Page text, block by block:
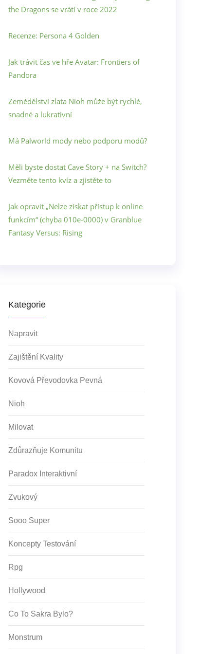
the Dragons se vrátí v roce 2022
Recenze: Persona 4 Golden
Jak trávit čas ve hře Avatar: Frontiers of
Pandora
Zemědělství zlata Nioh může být rychlé,
snadné a lukrativní
Má Palworld mody nebo podporu modů?
Měli byste dostat Cave Story + na Switch?
Vezměte tento kvíz a zjistěte to
Jak opravit „Nelze získat přístup k online
funkcím“ (chyba 010e-0000) v Granblue
Fantasy Versus: Rising
Kategorie
Napravit
Zajištění Kvality
Kovová Převodovka Pevná
Nioh
Milovat
Zdůrazňuje Komunitu
Paradox Interaktivní
Zvukový
Sooo Super
Koncepty Testování
Rpg
Hollywood
Co To Sakra Bylo?
Monstrum